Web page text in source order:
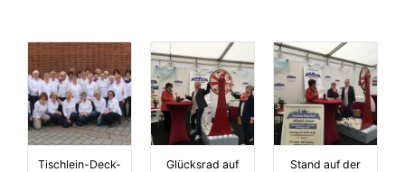
Tischlein-Deck-
Glücksrad auf
Stand auf der